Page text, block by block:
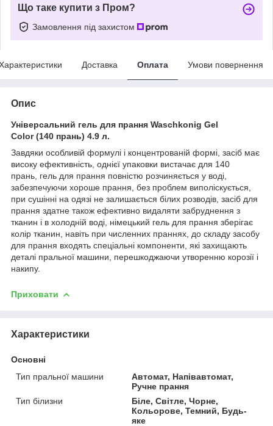
Що таке купити з Пром?
Замовлення під захистом
Доставка Оплата Умови повернення
Опис
Універсальний гель для прання Waschkonig Gel
Color (140 прань) 4.9 л.
Завдяки особливій формулі і концентрованій формі, засіб має
високу ефективність, однієї упаковки вистачає для 140
прань, гель для прання повністю розчиняється у воді,
забезпечуючи хороше прання, без проблем виполіскується,
при сушінні на одязі не залишається білих розводів, засіб для
прання здатне також ефективно видаляти забруднення з
тканин і в холодній воді, німецький гель для прання зберігає
колір тканин, навіть при численних праннях, до складу засобу
для прання входять спеціальні компоненти, які захищають
деталі пральної машини, перешкоджаючи утворенню корозії і
накипу.
Приховати
Характеристики
Основні
Тип пральної машини
Автомат, Напівавтомат,
Ручне прання
Тип білизни
Біле, Світле, Чорне,
Кольорове, Темний, Будь-
яке